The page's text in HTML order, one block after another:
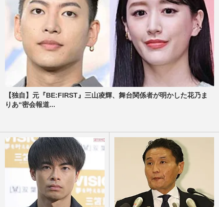
【独自】元『BE:FIRST』三山凌輝、舞台関係者が明かした花乃ま
りあ“密会報道...